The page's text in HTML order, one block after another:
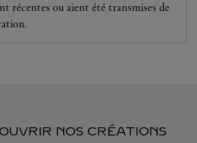
récentes ou aient été transmises de
NOS CRÉATIONS